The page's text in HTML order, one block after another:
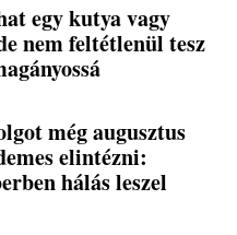
egy kutya vagy
nem feltétlenül tesz
még augusztus
elintézni:
hálás leszel